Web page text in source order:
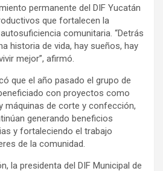
permanente del DIF Yucatán
que fortalecen la
comunitaria. “Detrás
historia de vida, hay sueños, hay
mejor”, afirmó.
que el año pasado el grupo de
con proyectos como
máquinas de corte y confección,
generando beneficios
y fortaleciendo el trabajo
de la comunidad.
la presidenta del DIF Municipal de